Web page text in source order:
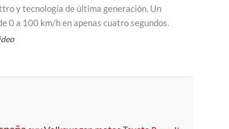
y tecnología de última generación. Un
0 a 100 km/h en apenas cuatro segundos.